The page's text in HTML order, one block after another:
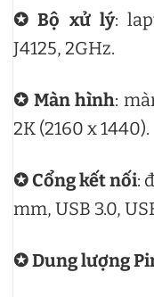
✪ Bộ xử lý:
J4125, 2GHz.
✪ Màn hình:
2K (2160 x 1440).
✪ Cổng kết nối:
mm, USB 3.0,
✪ Dung lượng